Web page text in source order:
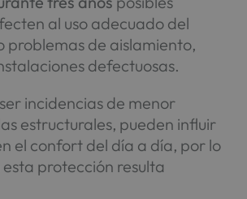
al uso adecuado del
problemas de aislamiento,
defectuosas.
incidencias de menor
estructurales, pueden influir
el confort del día a día, por lo
protección resulta